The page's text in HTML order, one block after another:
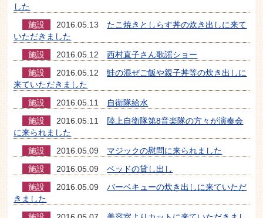
した
施設
2016.05.13 たこ焼きとしらす丼の炊き出しに来て
いただきました
施設
2016.05.12西村直子さん歌謡ショー
施設
2016.05.12鮭の混ぜご飯や親子丼等の炊き出しに
来ていただきました
施設
2016.05.11 自衛隊給水
施設
2016.05.11 陸上自衛隊第8音楽隊の方々が演奏会
に来られました
施設
2016.05.09 マジックの慰問に来られました
施設
2016.05.09ベッドの貸し出し
施設
2016.05.09バーベキューの炊き出しに来ていただ
きました